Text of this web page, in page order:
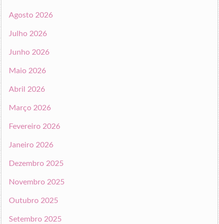
Agosto 2026
Julho 2026
Junho 2026
Maio 2026
Abril 2026
Março 2026
Fevereiro 2026
Janeiro 2026
Dezembro 2025
Novembro 2025
Outubro 2025
Setembro 2025